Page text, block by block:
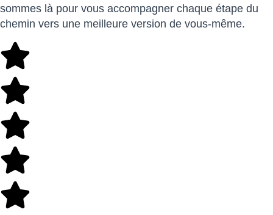
sommes là pour vous accompagner chaque étape du
chemin vers une meilleure version de vous-même.